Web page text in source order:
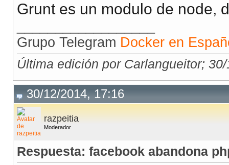
Grunt es un modulo de node,
Grupo Telegram Docker en
Última edición por Carlangueitor;
30/12/2014, 17:16
razpeitia
Moderador
Respuesta: facebook abandona